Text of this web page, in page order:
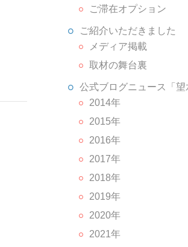
ご滞在オプション
ご紹介いただきました
メディア掲載
取材の舞台裏
公式ブログニュース「望
2014年
2015年
2016年
2017年
2018年
2019年
2020年
2021年